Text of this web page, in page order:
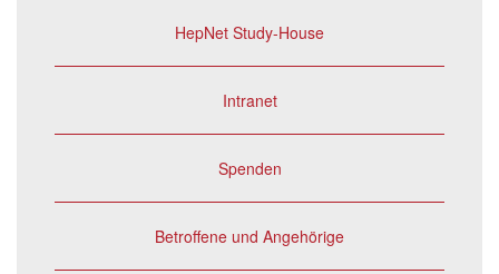
HepNet Study-House
Intranet
Spenden
Betroffene und Angehörige